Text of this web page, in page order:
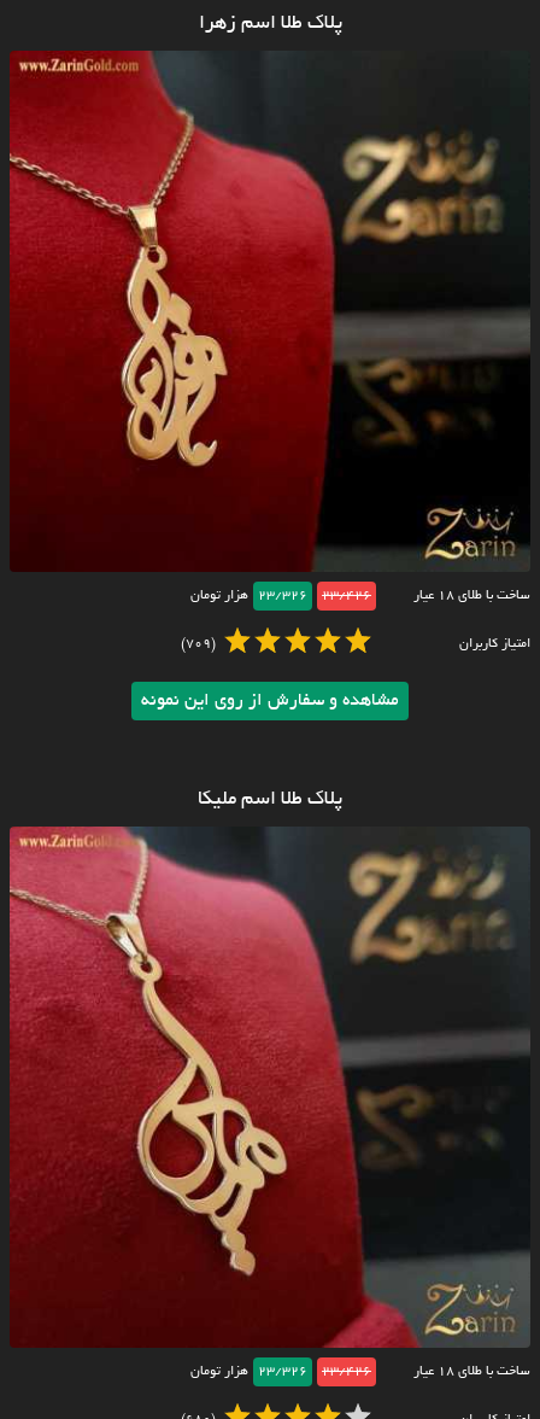
پلاک طلا اسم زهرا
ساخت با طلای ۱۸ عیار 23/426
23/326 هزار تومان
امتیاز کاربران (709)
مشاهده و سفارش از روی این نمونه
پلاک طلا اسم ملیکا
ساخت با طلای ۱۸ عیار 23/426
23/326 هزار تومان